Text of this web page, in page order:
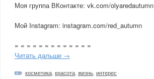
Моя группа ВКонтакте: vk.com/olyaredautumn
Мой Instagram: instagram.com/red_autumn
= = = = = = = = = = = = =
Читать дальше →
косметика красота жизнь интерес